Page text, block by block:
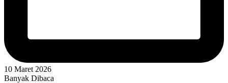
10 Maret 2026
Banyak Dibaca